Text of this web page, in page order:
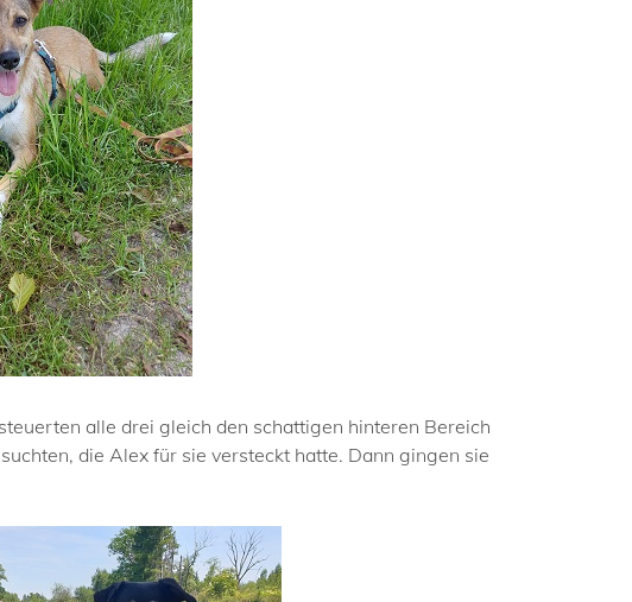
alle drei gleich den schattigen hinteren Bereich
die Alex für sie versteckt hatte. Dann gingen sie